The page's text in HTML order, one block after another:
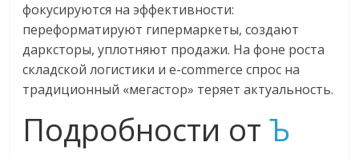
фокусируются на эффективности:
переформатируют гипермаркеты, создают
дарксторы, уплотняют продажи. На фоне роста
складской логистики и e-commerce спрос на
традиционный «мегастор» теряет актуальность.
Подробности отЪ